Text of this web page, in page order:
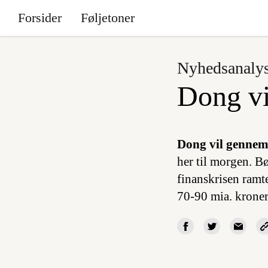
Forsider Føljetoner
Dong
Dong vil
her til morgen.
finanskrisen
70-90 mia.